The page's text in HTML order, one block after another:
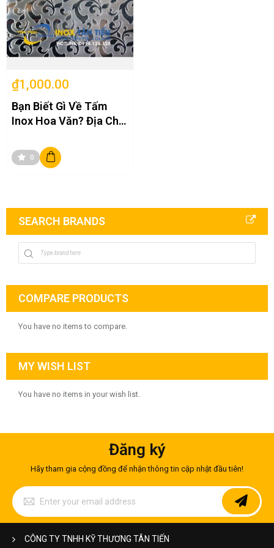
₫1,000.00
Bạn Biết Gì Về Tấm
Inox Hoa Văn? Địa Chỉ
Uy Tín
0
SEARCH BRANDS
COMPARE PRODUCTS
You have no items to compare.
MY WISH LIST
You have no items in your wish list.
Đăng ký
Hãy tham gia cộng đồng để nhận thông tin cập nhật đầu tiên!
Sign
Up
for
Our
Newsletter:
CÔNG TY TNHH KỸ THƯƠNG TÂN TIẾN